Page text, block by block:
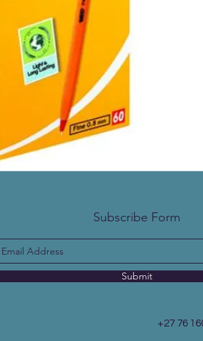
Subscribe Form
Submit
+27 76